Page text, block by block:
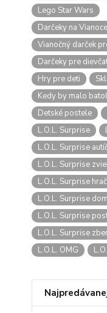
Lego Star Wars
Darčeky na
Vianočný darček
Darčeky pre
Hry pre deti
Kedy by malo
Detské postele
L.O.L. Surprise
L.O.L. Surprise
L.O.L. Surprise
L.O.L. Surprise
L.O.L. Surprise
L.O.L. Surprise
L.O.L. Surprise
L.O.L. OMG